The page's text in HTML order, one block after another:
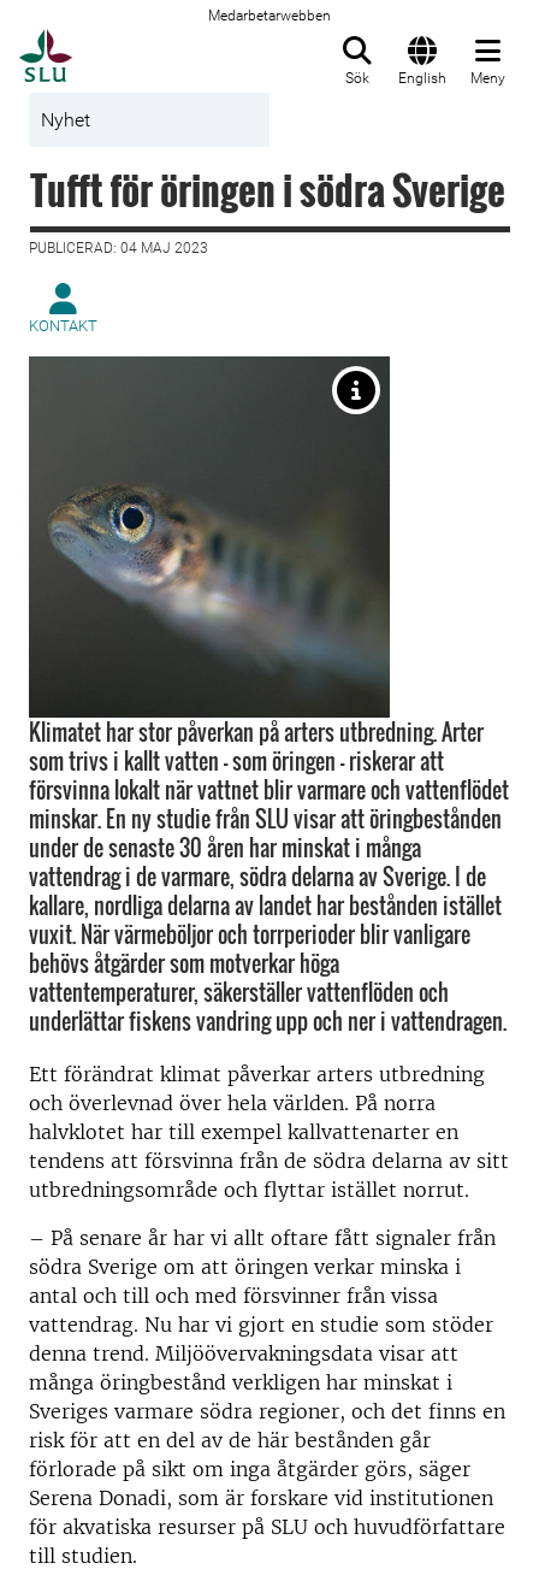
Medarbetarwebben
Sök English Meny
Nyhet
Tufft för öringen i södra Sverige
PUBLICERAD: 04 MAJ 2023
KONTAKT
Klimatet har stor påverkan på arters utbredning. Arter
som trivs i kallt vatten – som öringen – riskerar att
försvinna lokalt när vattnet blir varmare och vattenflödet
minskar. En ny studie från SLU visar att öringbestånden
under de senaste 30 åren har minskat i många
vattendrag i de varmare, södra delarna av Sverige. I de
kallare, nordliga delarna av landet har bestånden istället
vuxit. När värmeböljor och torrperioder blir vanligare
behövs åtgärder som motverkar höga
vattentemperaturer, säkerställer vattenflöden och
underlättar fiskens vandring upp och ner i vattendragen.
Ett förändrat klimat påverkar arters utbredning
och överlevnad över hela världen. På norra
halvklotet har till exempel kallvattenarter en
tendens att försvinna från de södra delarna av sitt
utbredningsområde och flyttar istället norrut.
– På senare år har vi allt oftare fått signaler från
södra Sverige om att öringen verkar minska i
antal och till och med försvinner från vissa
vattendrag. Nu har vi gjort en studie som stöder
denna trend. Miljöövervakningsdata visar att
många öringbestånd verkligen har minskat i
Sveriges varmare södra regioner, och det finns en
risk för att en del av de här bestånden går
förlorade på sikt om inga åtgärder görs, säger
Serena Donadi, som är forskare vid institutionen
för akvatiska resurser på SLU och huvudförfattare
till studien.